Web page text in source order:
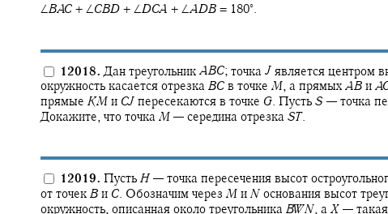
∠BAC + ∠CBD + ∠DCA + ∠ADB = 180‍∘ .
12018. Дан треугольник ABC; точка J является центром
окружность касается отрезка BC в точке M, а прямых AB и A
прямые KM и CJ пересекаются в точке G. Пусть S — точка
Докажите, что точка M — середина отрезка ST.
12019. Пусть H — точка пересечения высот
от точек B и C. Обозначим через M и N основания высот
окружность, описанная около треугольника BWN, а X —